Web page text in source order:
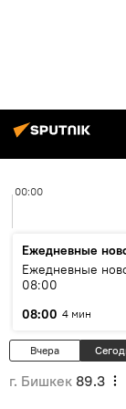
00:00
Ежедневные
Ежедневные
08:00
08:00 4 мин
Вчера
г. Бишкек 89.3